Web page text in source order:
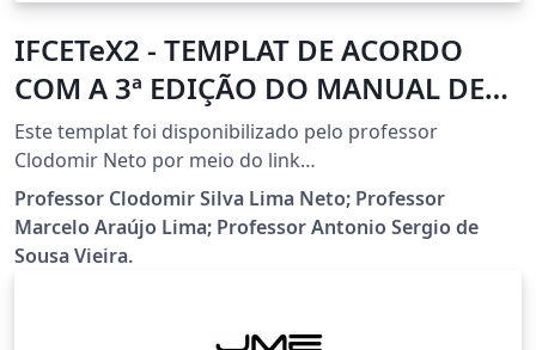
IFCETeX2 - TEMPLAT DE ACORDO
COM A 3ª EDIÇÃO DO MANUAL DE
NORMALIZAÇÃO DO IFCE
Este templat foi disponibilizado pelo professor
Clodomir Neto por meio do link
https://github.com/clodomirneto do GitHub.
Professor Clodomir Silva Lima Neto; Professor
Marcelo Araújo Lima; Professor Antonio Sergio de
Sousa Vieira.